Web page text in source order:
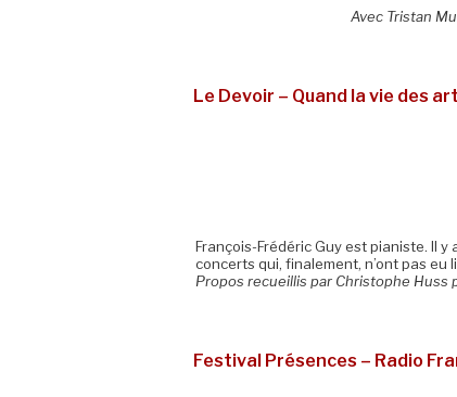
Avec Tristan
Le Devoir – Quand la vie des
François-Frédéric Guy est pianiste. Il
concerts qui, finalement, n’ont pas
Propos recueillis par Christophe Huss
Festival Présences – Radio